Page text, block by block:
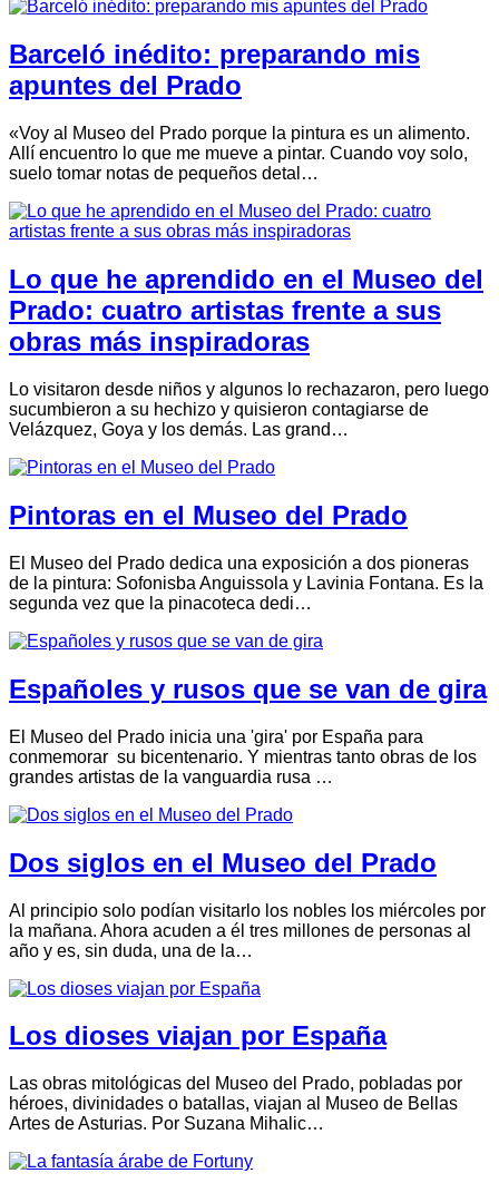
Barceló inédito: preparando mis
apuntes del Prado
«Voy al Museo del Prado porque la pintura es un alimento.
Allí encuentro lo que me mueve a pintar. Cuando voy solo,
suelo tomar notas de pequeños detal…
Lo que he aprendido en el Museo del
Prado: cuatro artistas frente a sus
obras más inspiradoras
Lo visitaron desde niños y algunos lo rechazaron, pero luego
sucumbieron a su hechizo y quisieron contagiarse de
Velázquez, Goya y los demás. Las grand…
Pintoras en el Museo del Prado
El Museo del Prado dedica una exposición a dos pioneras
de la pintura: Sofonisba Anguissola y Lavinia Fontana. Es la
segunda vez que la pinacoteca dedi…
Españoles y rusos que se van de gira
El Museo del Prado inicia una 'gira' por España para
conmemorar su bicentenario. Y mientras tanto obras de los
grandes artistas de la vanguardia rusa …
Dos siglos en el Museo del Prado
Al principio solo podían visitarlo los nobles los miércoles por
la mañana. Ahora acuden a él tres millones de personas al
año y es, sin duda, una de la…
Los dioses viajan por España
Las obras mitológicas del Museo del Prado, pobladas por
héroes, divinidades o batallas, viajan al Museo de Bellas
Artes de Asturias. Por Suzana Mihalic…